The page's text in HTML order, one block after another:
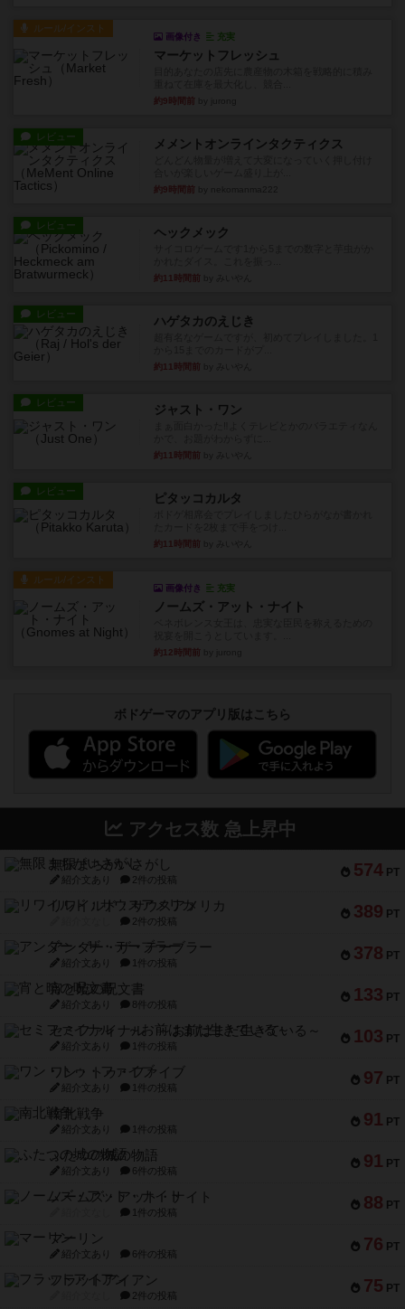
ルール/インスト
画像付き 充実
マーケットフレッシュ
約9時間前
レビュー メメントオンラインタクティクス
約9時間前
レビュー ヘックメック
約11時間前
レビュー ハゲタカのえじき
約11時間前
レビュー ジャスト・ワン
約11時間前
レビュー ピタッコカルタ
約11時間前
ルール/インスト
画像付き 充実
ノームズ・アット・ナイト
約12時間前
ボドゲーマのアプリ版はこちら
アクセス数 急上昇中
574 PT
無限まちがいさがし
紹介文あり 2件の投稿
389 PT
リワイルド：サウスアメリカ
2件の投稿
378 PT
アンダー・ザ・テーブラー
紹介文あり 1件の投稿
133 PT
宵と暁の呪文書
紹介文あり 8件の投稿
103 PT
セミファイナル ～お前はまだ生きている～
紹介文あり 1件の投稿
97 PT
ワン・トゥ・ファイブ
紹介文あり 1件の投稿
91 PT
南北戦争
紹介文あり 1件の投稿
91 PT
ふたつの城の物語
紹介文あり 6件の投稿
88 PT
ノームズ・アット・ナイト
1件の投稿
76 PT
マーリン
紹介文あり 6件の投稿
75 PT
フラットアイアン
2件の投稿